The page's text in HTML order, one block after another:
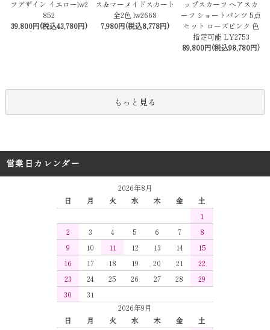
フデザイン イエローlw2
852
39,800円(税込43,780円)
ス＆マーメイドスカート
全2色 lw2668
7,980円(税込8,778円)
ップスカーフ ヘアスカ
ーフ ショートパンツ 5点
セット ローズピンク 色
指定可能 LY2753
89,800円(税込98,780円)
もっと見る
営業日カレンダー
2026年8月
日
月 火 水 木 金
土
1
2
3 4 5 6 7
8
9
10 11 12 13 14
15
16
17 18 19 20 21
22
23
24 25 26 27 28
29
30
31
2026年9月
日
月 火 水 木 金
土